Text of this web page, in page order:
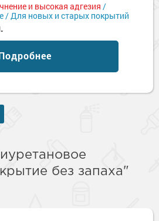
и высокая адгезия /
/ Для новых и старых покрытий
без запаха"